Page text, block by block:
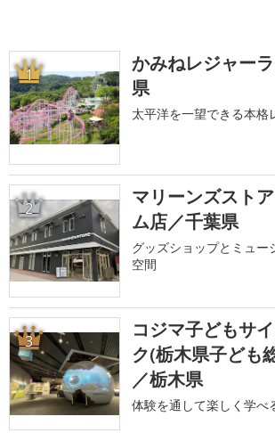
1
かみねレジャー
県
太平洋を一望できる本格
2
マリーンズスト
ム店／千葉県
グッズショップとミュー
空間
3
コジマ子どもサ
ク(栃木県子ども
／栃木県
体験を通して楽しく学べ